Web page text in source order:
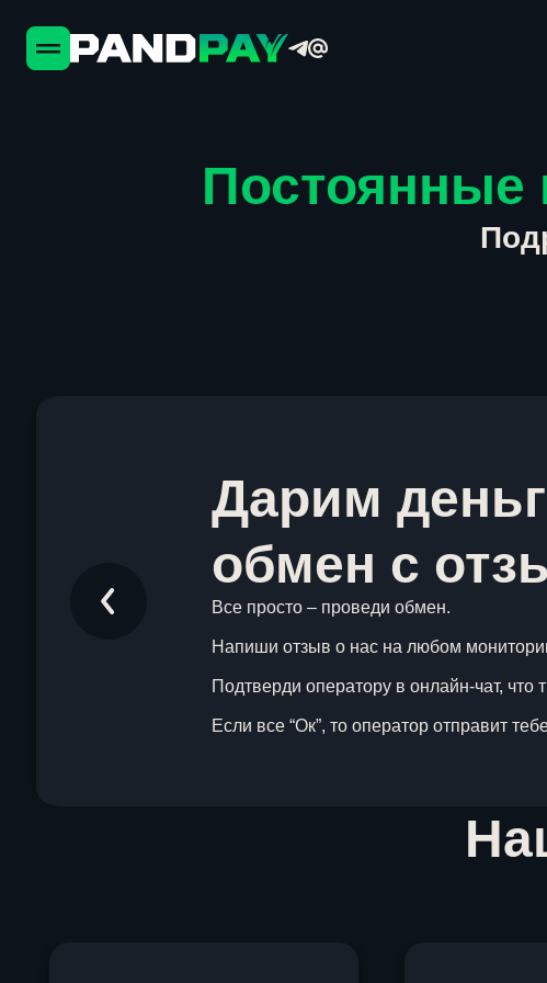
Постоянные
Дарим
обмен с
Все просто – проведи обмен.
Напиши отзыв о нас на любом
Подтверди оператору в онлайн-чат, что
Если все “Ок”, то оператор отправит